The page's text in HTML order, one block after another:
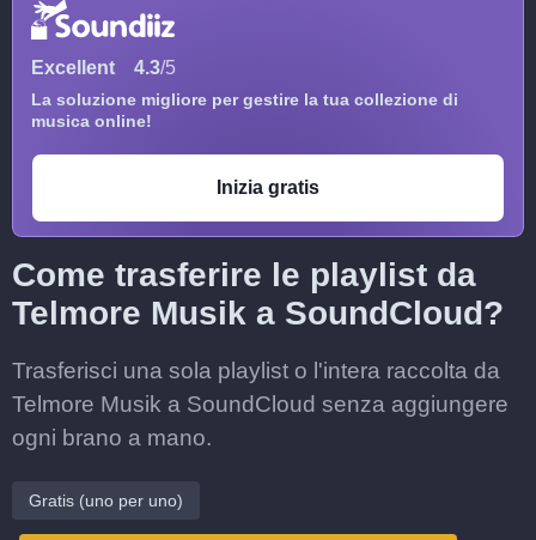
Excellent 4.3/5
La soluzione migliore per gestire la tua collezione di
musica online!
Inizia gratis
Come trasferire le playlist da
Telmore Musik a SoundCloud?
Trasferisci una sola playlist o l'intera raccolta da
Telmore Musik a SoundCloud senza aggiungere
ogni brano a mano.
Gratis (uno per uno)